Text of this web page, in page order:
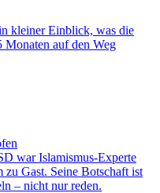
kleiner Einblick, was die
auf den Weg
war Islamismus-Experte
Gast. Seine Botschaft ist
– nicht nur reden.